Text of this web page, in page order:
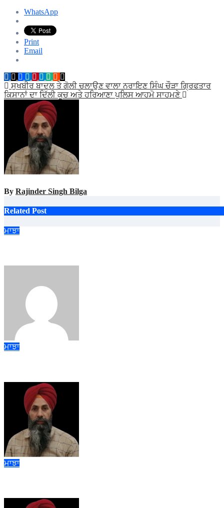
WhatsApp
Print
Email
Post
navigation
ਸੁਖਬੀਰ ਬਾਦਲ ਤੇ ਗੋਲੀ ਚਲਾਉਣ ਵਾਲਾ ਨਰਾਇਣ ਸਿੰਘ ਚੌੜਾ ਗ੍ਰਿਫਤਾਰ
ਕਿਸਾਨਾਂ ਦਾ ਦਿੱਲੀ ਕੂਚ ਅਤੇ ਹਰਿਆਣਾ ਪੁਲਿਸ ਆਹਮੋ ਸਾਹਮਣੇ
By Rajinder Singh Bilga
Related Post
ਮਾਝਾ
ਮਾਝਾ
ਮਾਝਾ